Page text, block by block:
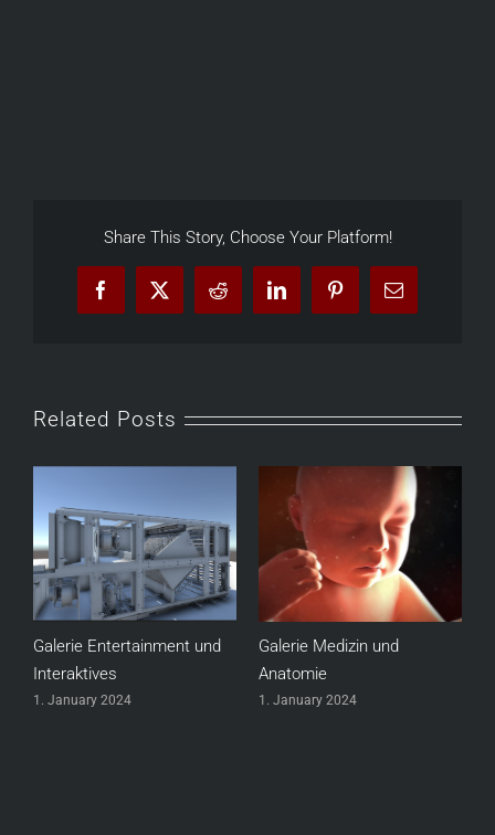
Share This Story, Choose Your Platform!
Facebook
X Reddit LinkedInPinterestEmail
Related Posts
Galerie Entertainment und
Interaktives
1. January 2024
Galerie Medizin und
Anatomie
1. January 2024